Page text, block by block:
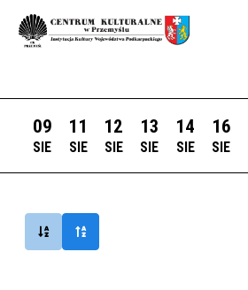
09
SIE
11
SIE
12
SIE
13
SIE
14
SIE
16
SIE